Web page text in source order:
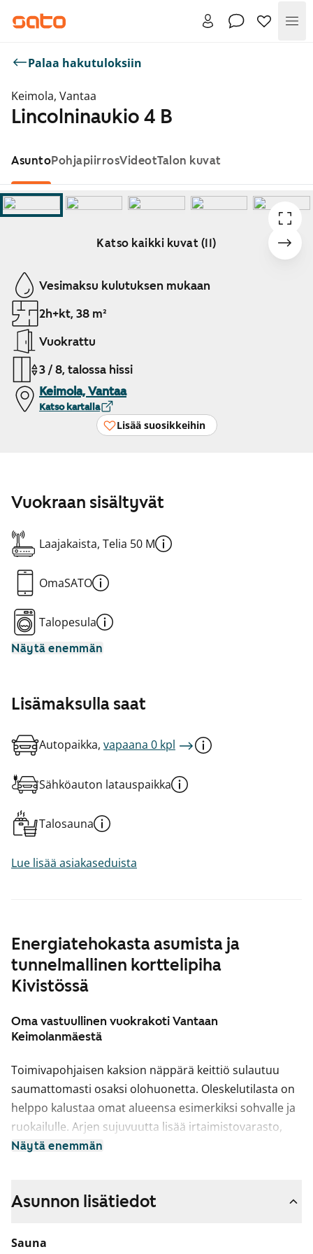
Palaa hakutuloksiin
Keimola, Vantaa
Lincolninaukio 4 B
AsuntoPohjapiirrosVideotTalon kuvat
Katso kaikki kuvat (11)
Näytetään dia 1 / 11
Vesimaksu kulutuksen mukaan
2h+kt, 38 m²
Vuokrattu
3 / 8, talossa hissi
Keimola, Vantaa
Katso kartalla
Lisää suosikkeihin
Energiatehokasta asumista ja
tunnelmallinen korttelipiha
Kivistössä
Oma vastuullinen vuokrakoti Vantaan
Keimolanmäestä
Toimivapohjaisen kaksion näppärä keittiö sulautuu
saumattomasti osaksi olohuonetta. Oleskelutilasta on
helppo kalustaa omat alueensa esimerkiksi sohvalle ja
ruokailulle. Arjen sujuvuutta lisää irtaimistovarasto,
joka löytyy asunnon eteisen yhteydestä: sinne
kaappitilaa. Näkymät avarasta kodista avautuvat
Autoiletko ja tarvitset oman autopaikan?
Näytä enemmän
Vuokraan sisältyvät
Laajakaista, Telia 50 M
OmaSATO
Talopesula
Näytä enemmän
Lisämaksulla saat
Autopaikka, vapaana 0 kpl
Sähköauton latauspaikka
Talosauna
Lue lisää asiakaseduista
Asunnon lisätiedot
Sauna